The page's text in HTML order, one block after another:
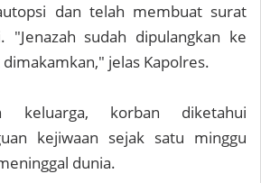
dan telah membuat surat
"Jenazah sudah dipulangkan ke
jelas Kapolres.
keluarga, korban diketahui
kejiwaan sejak satu minggu
dunia.